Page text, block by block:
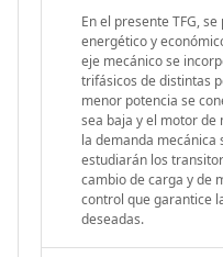
En el presente TFG,
energético y
eje mecánico se
trifásicos de distintas
menor potencia se
sea baja y el motor de
la demanda mecánica
estudiarán los
cambio de carga y de
control que garantice
deseadas.